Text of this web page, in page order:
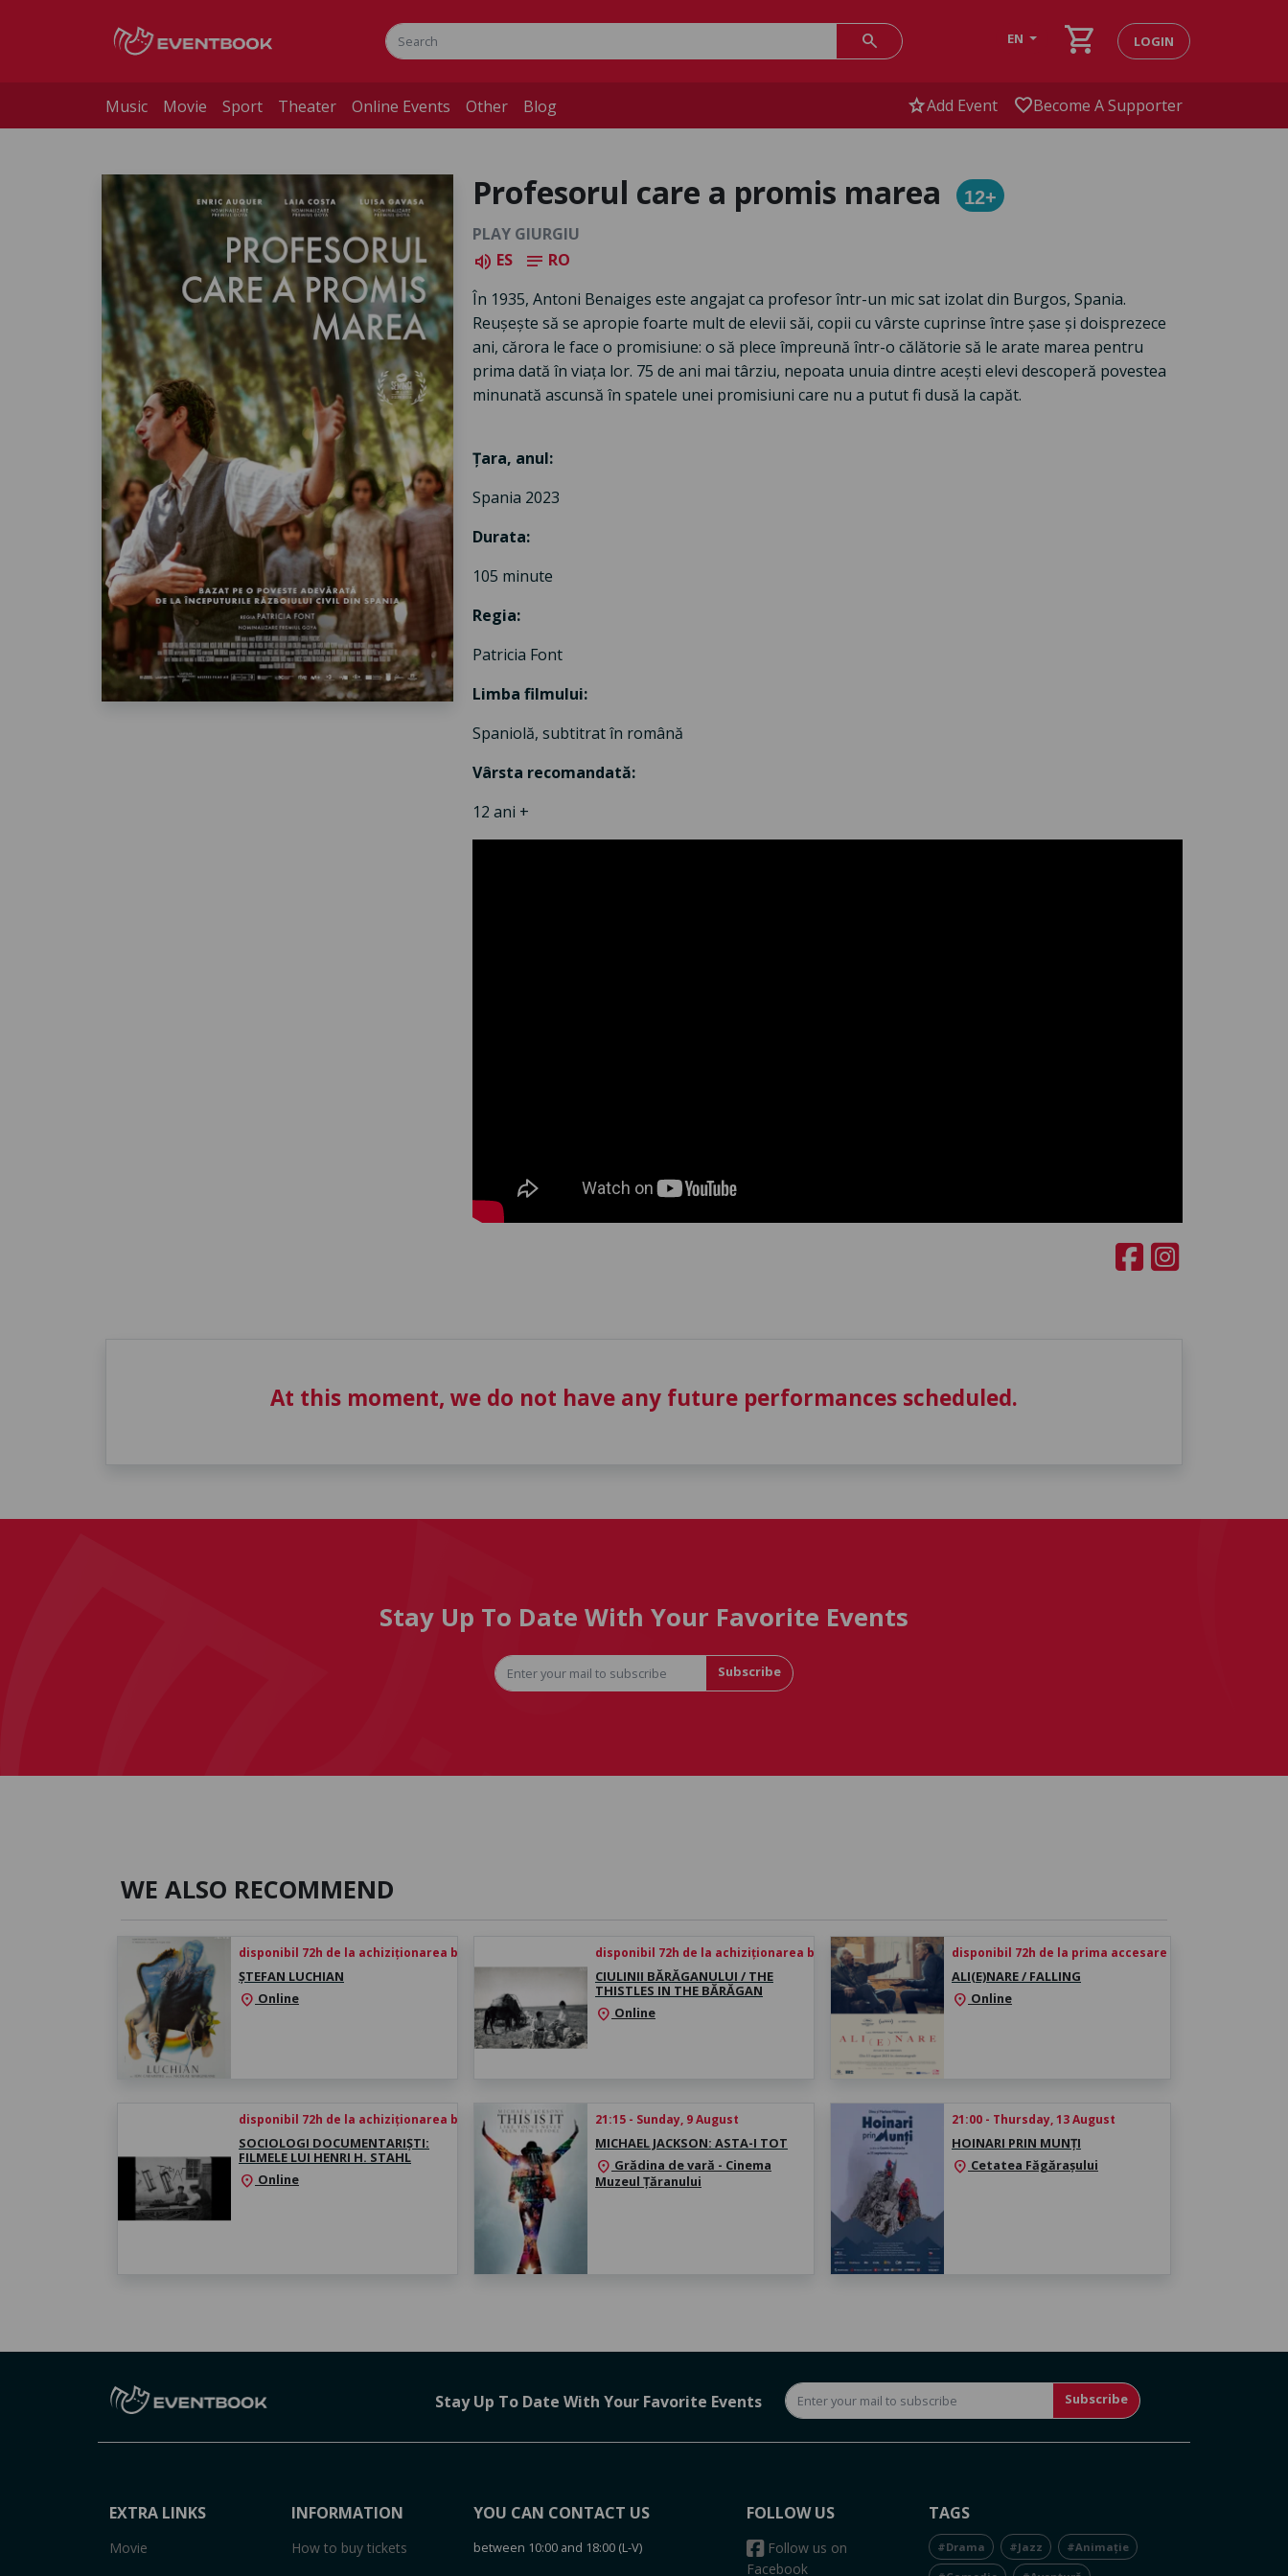
search EN shopping_cart LOGIN
Music Movie Sport Theater Online Events Other Blog starAdd Event favoriteBecome A Supporter
Profesorul care a promis marea
12+
PLAY GIURGIU
volume_up ES notes RO
În 1935, Antoni Benaiges este angajat ca profesor într-un mic sat izolat din Burgos, Spania.
Reușește să se apropie foarte mult de elevii săi, copii cu vârste cuprinse între șase și doisprezece
ani, cărora le face o promisiune: o să plece împreună într-o călătorie să le arate marea pentru
prima dată în viața lor. 75 de ani mai târziu, nepoata unuia dintre acești elevi descoperă povestea
minunată ascunsă în spatele unei promisiuni care nu a putut fi dusă la capăt.
Țara, anul:
Spania 2023
Durata:
105 minute
Regia:
Patricia Font
Limba filmului:
Spaniolă, subtitrat în română
Vârsta recomandată:
12 ani +
At this moment, we do not have any future performances scheduled.
Stay Up To Date With Your Favorite Events
Subscribe
WE ALSO RECOMMEND
disponibil 72h de la achiziționarea biletului
ȘTEFAN LUCHIAN
location_on Online
disponibil 72h de la achiziționarea biletului
CIULINII BĂRĂGANULUI / THE
THISTLES IN THE BĂRĂGAN
location_on Online
disponibil 72h de la prima accesare
ALI(E)NARE / FALLING
location_on Online
disponibil 72h de la achiziționarea biletului
SOCIOLOGI DOCUMENTARIȘTI:
FILMELE LUI HENRI H. STAHL
location_on Online
21:15 - Sunday, 9 August
MICHAEL JACKSON: ASTA-I TOT
location_on Grădina de vară - Cinema
Muzeul Țăranului
21:00 - Thursday, 13 August
HOINARI PRIN MUNȚI
location_on Cetatea Făgărașului
Stay Up To Date With Your Favorite Events Subscribe
EXTRA LINKS
Movie
INFORMATION
How to buy tickets
YOU CAN CONTACT US
between 10:00 and 18:00 (L-V)
FOLLOW US
Follow us on
Facebook
TAGS
#Drama #Jazz #Animație